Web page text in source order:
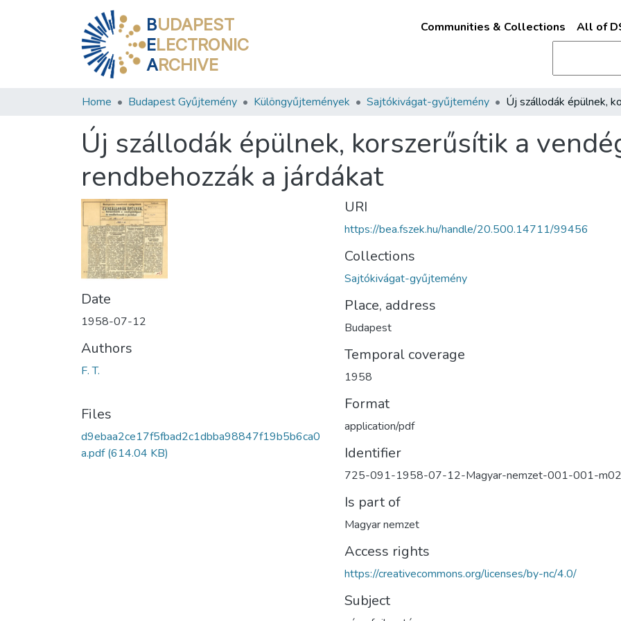
BUDAPEST
ELECTRONIC
ARCHIVE
Communities & Collections All of
Home Budapest Gyűjtemény Különgyűjtemények Sajtókivágat-gyűjtemény
Új szállodák épülnek, korszerűsítik a
rendbehozzák a járdákat
Date
1958-07-12
Authors
F. T.
Files
d9ebaa2ce17f5fbad2c1dbba98847f19b5b6ca0
a.pdf(614.04 KB)
URI
https://bea.fszek.hu/handle/20.500.14711/99456
Collections
Sajtókivágat-gyűjtemény
Place, address
Budapest
Temporal coverage
1958
Format
application/pdf
Identifier
725-091-1958-07-12-Magyar-nemzet-001-001-
Is part of
Magyar nemzet
Access rights
https://creativecommons.org/licenses/by-nc/4.0/
Subject